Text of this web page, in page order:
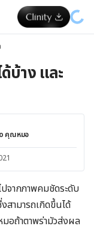
บ้าง และ
คุณหมอ
ปจากภาพคมชัดระดับ
สามารถเกิดขึ้นได้
อถ้าตาพร่ามัวส่งผล